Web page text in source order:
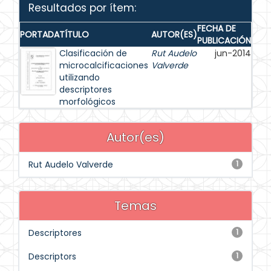
Resultados por ítem:
PORTADATÍTULO AUTOR(ES)FECHA DE
PUBLICACIÓN
Clasificación de
microcalcificaciones
utilizando
descriptores
morfológicos
Rut Audelo
Valverde
jun-2014
Autor(es)
1
Rut Audelo Valverde
Temas
1
Descriptores
1
Descriptors